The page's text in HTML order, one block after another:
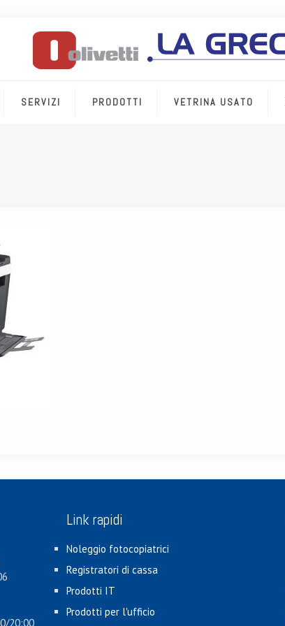
SERVIZI PRODOTTI VETRINA USATO
20:00
Link rapidi
Noleggio fotocopiatrici
Registratori di cassa
Prodotti IT
Prodotti per l'ufficio